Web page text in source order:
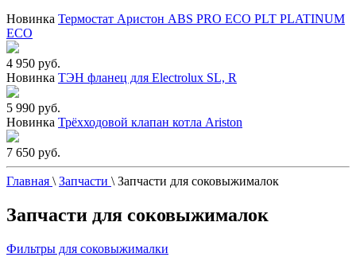
Новинка Термостат Аристон ABS PRO ECO PLT PLATINUM
ECO
4 950 руб.
Новинка ТЭН фланец для Electrolux SL, R
5 990 руб.
Новинка Трёхходовой клапан котла Ariston
7 650 руб.
Главная \ Запчасти \ Запчасти для соковыжималок
Запчасти для соковыжималок
Фильтры для соковыжималки